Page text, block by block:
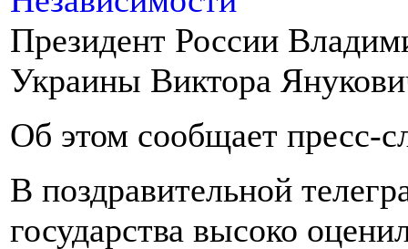
Президент России
Украины Виктора
Об этом сообщает пресс-
В поздравительной
государства высоко